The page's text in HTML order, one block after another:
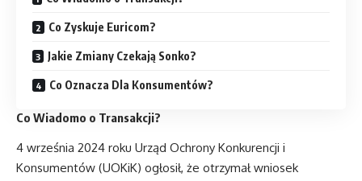
Co Zyskuje Euricom?
Jakie Zmiany Czekają Sonko?
Co Oznacza Dla Konsumentów?
Co Wiadomo o Transakcji?
4 września 2024 roku Urząd Ochrony Konkurencji i
Konsumentów (UOKiK) ogłosił, że otrzymał wniosek